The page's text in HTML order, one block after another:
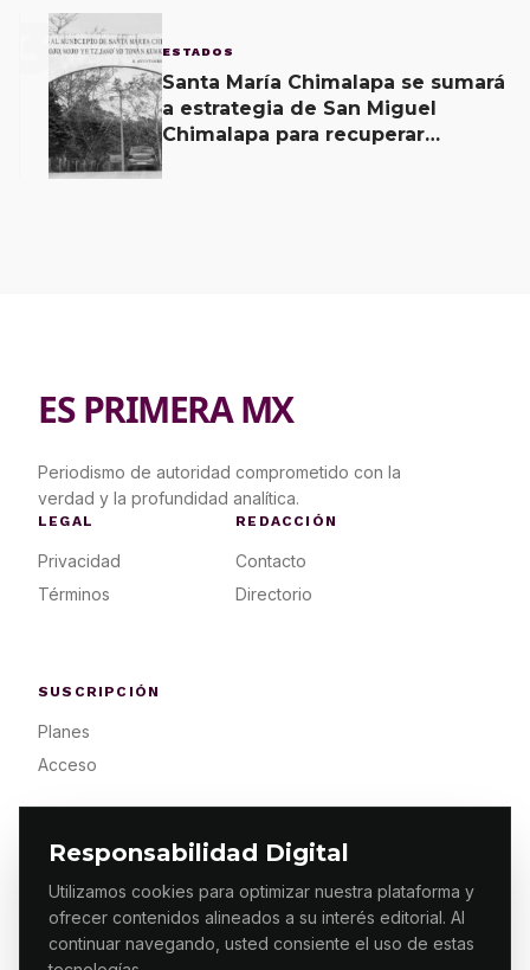
Responsabilidad Digital
Utilizamos cookies para optimizar nuestra plataforma y
ofrecer contenidos alineados a su interés editorial. Al
continuar navegando, usted consiente el uso de estas
3 ESTADOS
Santa María Chimalapa se sumará
a estrategia de San Miguel
Chimalapa para recuperar
ES PRIMERA MX
Periodismo de autoridad comprometido con la
verdad y la profundidad analítica.
LEGAL
Privacidad
Términos
REDACCIÓN
Contacto
Directorio
SUSCRIPCIÓN
Planes
Acceso
© 2026 ES PRIMERA MX. ALGUNOS DERECHOS
RESERVADOS / DESIGNMAKING.MX